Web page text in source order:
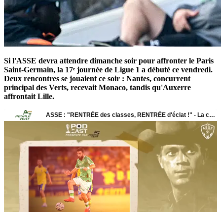
Si l'ASSE devra attendre dimanche soir pour affronter le Paris
Saint-Germain, la 17ᵉ journée de Ligue 1 a débuté ce vendredi.
Deux rencontres se jouaient ce soir : Nantes, concurrent
principal des Verts, recevait Monaco, tandis qu'Auxerre
affrontait Lille.